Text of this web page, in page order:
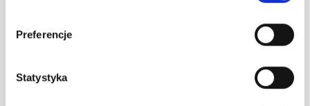
Preferencje
Statystyka